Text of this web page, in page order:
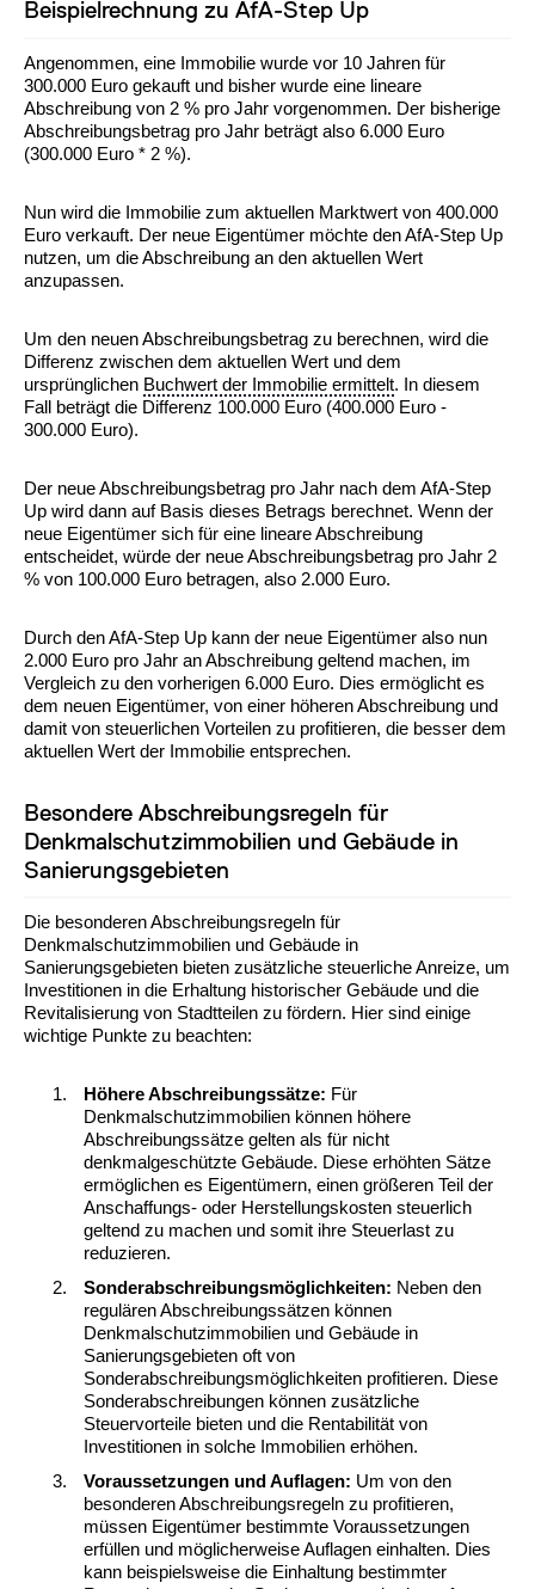
Beispielrechnung zu AfA-Step Up
Angenommen, eine Immobilie wurde vor 10 Jahren für
300.000 Euro gekauft und bisher wurde eine lineare
Abschreibung von 2 % pro Jahr vorgenommen. Der bisherige
Abschreibungsbetrag pro Jahr beträgt also 6.000 Euro
(300.000 Euro * 2 %).
Nun wird die Immobilie zum aktuellen Marktwert von 400.000
Euro verkauft. Der neue Eigentümer möchte den AfA-Step Up
nutzen, um die Abschreibung an den aktuellen Wert
anzupassen.
Um den neuen Abschreibungsbetrag zu berechnen, wird die
Differenz zwischen dem aktuellen Wert und dem
ursprünglichen Buchwert der Immobilie ermittelt. In diesem
Fall beträgt die Differenz 100.000 Euro (400.000 Euro -
300.000 Euro).
Der neue Abschreibungsbetrag pro Jahr nach dem AfA-Step
Up wird dann auf Basis dieses Betrags berechnet. Wenn der
neue Eigentümer sich für eine lineare Abschreibung
entscheidet, würde der neue Abschreibungsbetrag pro Jahr 2
% von 100.000 Euro betragen, also 2.000 Euro.
Durch den AfA-Step Up kann der neue Eigentümer also nun
2.000 Euro pro Jahr an Abschreibung geltend machen, im
Vergleich zu den vorherigen 6.000 Euro. Dies ermöglicht es
dem neuen Eigentümer, von einer höheren Abschreibung und
damit von steuerlichen Vorteilen zu profitieren, die besser dem
aktuellen Wert der Immobilie entsprechen.
Besondere Abschreibungsregeln für
Denkmalschutzimmobilien und Gebäude in
Sanierungsgebieten
Die besonderen Abschreibungsregeln für
Denkmalschutzimmobilien und Gebäude in
Sanierungsgebieten bieten zusätzliche steuerliche Anreize, um
Investitionen in die Erhaltung historischer Gebäude und die
Revitalisierung von Stadtteilen zu fördern. Hier sind einige
wichtige Punkte zu beachten:
Höhere Abschreibungssätze: Für
Denkmalschutzimmobilien können höhere
Abschreibungssätze gelten als für nicht
denkmalgeschützte Gebäude. Diese erhöhten Sätze
ermöglichen es Eigentümern, einen größeren Teil der
Anschaffungs- oder Herstellungskosten steuerlich
geltend zu machen und somit ihre Steuerlast zu
reduzieren.
Sonderabschreibungsmöglichkeiten: Neben den
regulären Abschreibungssätzen können
Denkmalschutzimmobilien und Gebäude in
Sanierungsgebieten oft von
Sonderabschreibungsmöglichkeiten profitieren. Diese
Sonderabschreibungen können zusätzliche
Steuervorteile bieten und die Rentabilität von
Investitionen in solche Immobilien erhöhen.
Voraussetzungen und Auflagen: Um von den
besonderen Abschreibungsregeln zu profitieren,
müssen Eigentümer bestimmte Voraussetzungen
erfüllen und möglicherweise Auflagen einhalten. Dies
kann beispielsweise die Einhaltung bestimmter